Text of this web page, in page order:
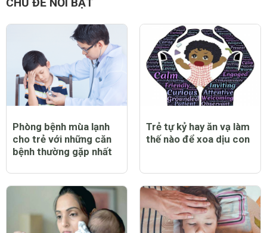
CHỦ ĐỀ NỔI BẬT
Phòng bệnh mùa lạnh
cho trẻ với những căn
bệnh thường gặp nhất
thế nào để xoa dịu con